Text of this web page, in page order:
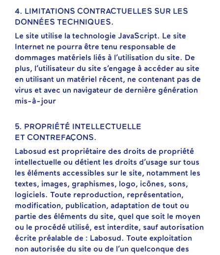
4. LIMITATIONS CONTRACTUELLES SUR LES
DONNÉES TECHNIQUES.
Le site utilise la technologie JavaScript. Le site
Internet ne pourra être tenu responsable de
dommages matériels liés à l’utilisation du site. De
plus, l’utilisateur du site s’engage à accéder au site
en utilisant un matériel récent, ne contenant pas de
virus et avec un navigateur de dernière génération
mis-à-jour
5. PROPRIÉTÉ INTELLECTUELLE
ET CONTREFAÇONS.
Labosud est propriétaire des droits de propriété
intellectuelle ou détient les droits d’usage sur tous
les éléments accessibles sur le site, notamment les
textes, images, graphismes, logo, icônes, sons,
logiciels. Toute reproduction, représentation,
modification, publication, adaptation de tout ou
partie des éléments du site, quel que soit le moyen
ou le procédé utilisé, est interdite, sauf autorisation
écrite préalable de : Labosud. Toute exploitation
non autorisée du site ou de l’un quelconque des